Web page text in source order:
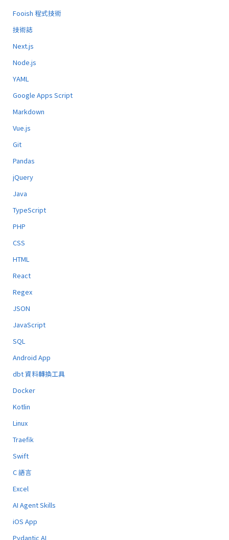
Fooish 程式技術
技術誌
Next.js
Node.js
YAML
Google Apps Script
Markdown
Vue.js
Git
Pandas
jQuery
Java
TypeScript
PHP
CSS
HTML
React
Regex
JSON
JavaScript
SQL
Android App
dbt 資料轉換工具
Docker
Kotlin
Linux
Traefik
Swift
C 語言
Excel
AI Agent Skills
iOS App
Pydantic AI